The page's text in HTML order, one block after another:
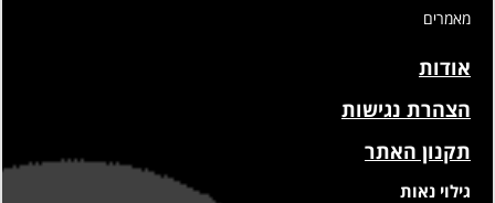
מאמרים
אודות
הצהרת נגישות
תקנון האתר
גילוי נאות